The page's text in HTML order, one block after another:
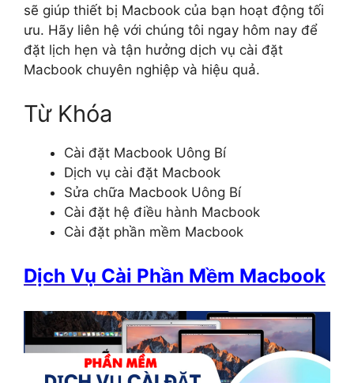
sẽ giúp thiết bị Macbook của bạn hoạt động tối
ưu. Hãy liên hệ với chúng tôi ngay hôm nay để
đặt lịch hẹn và tận hưởng dịch vụ cài đặt
Macbook chuyên nghiệp và hiệu quả.
Từ Khóa
Cài đặt Macbook Uông Bí
Dịch vụ cài đặt Macbook
Sửa chữa Macbook Uông Bí
Cài đặt hệ điều hành Macbook
Cài đặt phần mềm Macbook
Dịch Vụ Cài Phần Mềm Macbook